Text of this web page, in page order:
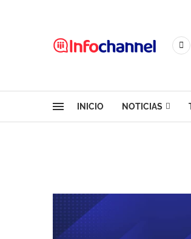
INICIO NOTICIAS